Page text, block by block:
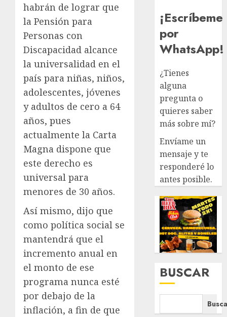
habrán de lograr que
la Pensión para
Personas con
Discapacidad alcance
la universalidad en el
país para niñas, niños,
adolescentes, jóvenes
y adultos de cero a 64
años, pues
actualmente la Carta
Magna dispone que
este derecho es
universal para
menores de 30 años.
Así mismo, dijo que
como política social se
mantendrá que el
incremento anual en
el monto de ese
programa nunca esté
por debajo de la
inflación, a fin de que
¡Escríbeme
por
WhatsApp!
¿Tienes
alguna
pregunta o
quieres saber
más sobre mí?
Envíame un
mensaje y te
responderé lo
antes posible.
BUSCAR